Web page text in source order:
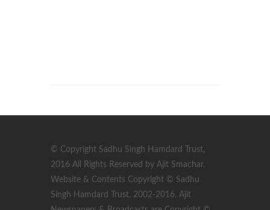
© Copyright Sadhu Singh Hamdard Trust,
2016 All Rights Reserved by Ajit Smachar.
Website & Contents Copyright © Sadhu
Singh Hamdard Trust, 2002-2016. Ajit